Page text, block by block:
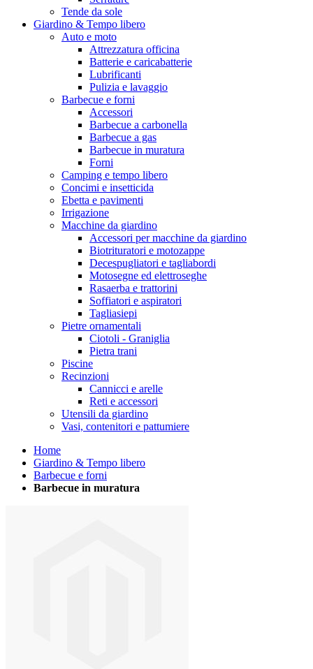
Tende da sole
Giardino & Tempo libero
Auto e moto
Attrezzatura officina
Batterie e caricabatterie
Lubrificanti
Pulizia e lavaggio
Barbecue e forni
Accessori
Barbecue a carbonella
Barbecue a gas
Barbecue in muratura
Forni
Camping e tempo libero
Concimi e insetticida
Ebetta e pavimenti
Irrigazione
Macchine da giardino
Accessori per macchine da giardino
Biotrituratori e motozappe
Decespugliatori e tagliabordi
Motosegne ed elettroseghe
Rasaerba e trattorini
Soffiatori e aspiratori
Tagliasiepi
Pietre ornamentali
Ciotoli - Graniglia
Pietra trani
Piscine
Recinzioni
Cannicci e arelle
Reti e accessori
Utensili da giardino
Vasi, contenitori e pattumiere
Home
Giardino & Tempo libero
Barbecue e forni
Barbecue in muratura